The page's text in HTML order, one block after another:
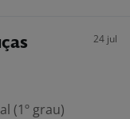
24 jul
(1º grau)